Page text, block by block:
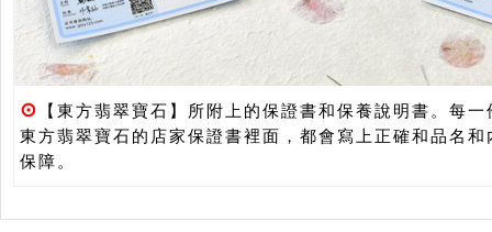
⊙
【東方翡翠寶石】所附上的保證書和保養說明書。每
東方翡翠寶石的店家保證書裡面，都會寫上正確和品名
保障。